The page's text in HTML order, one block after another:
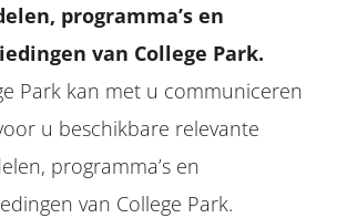
programma’s en
van College Park.
Park kan met u communiceren
u beschikbare relevante
programma’s en
van College Park.